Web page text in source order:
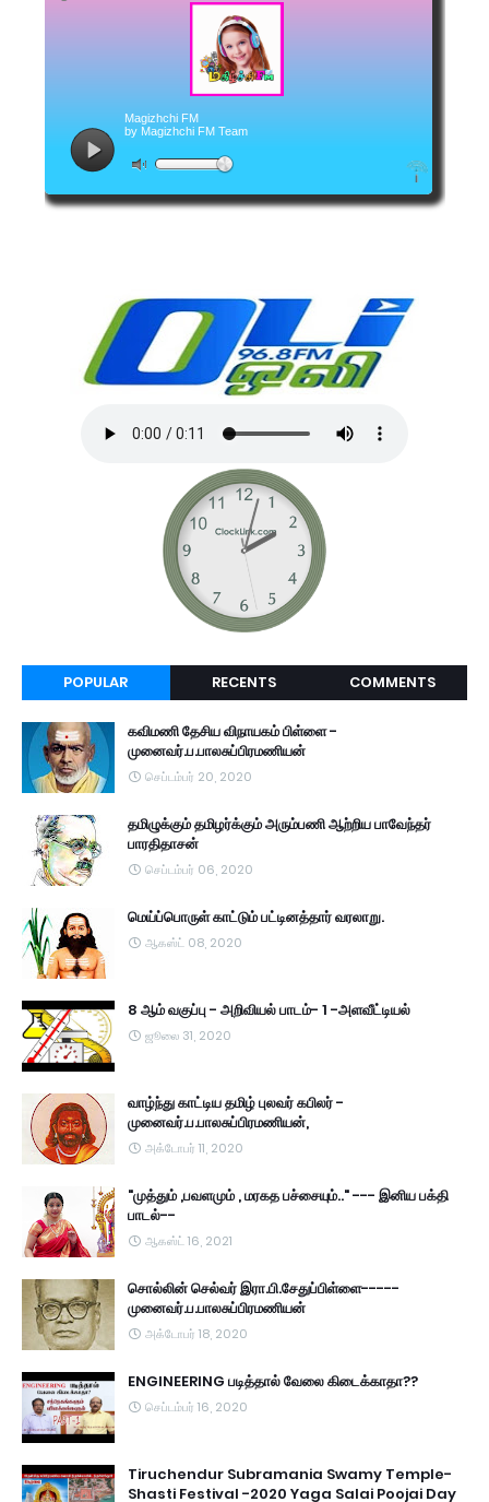
POPULAR RECENTS COMMENTS
கவிமணி தேசிய விநாயகம் பிள்ளை -
முனைவர்.ப.பாலசுப்பிரமணியன்
செப்டம்பர் 20, 2020
தமிழுக்கும் தமிழர்க்கும் அரும்பணி ஆற்றிய பாவேந்தர்
பாரதிதாசன்
செப்டம்பர் 06, 2020
மெய்ப்பொருள் காட்டும் பட்டினத்தார் வரலாறு.
ஆகஸ்ட் 08, 2020
8 ஆம் வகுப்பு - அறிவியல் பாடம்- 1 -அளவீட்டியல்
ஜூலை 31, 2020
வாழ்ந்து காட்டிய தமிழ் புலவர் கபிலர் -
முனைவர்.ப.பாலசுப்பிரமணியன்,
அக்டோபர் 11, 2020
"முத்தும் ,பவளமும் , மரகத பச்சையும்.." --- இனிய பக்தி
பாடல்--
ஆகஸ்ட் 16, 2021
சொல்லின் செல்வர் இரா.பி.சேதுப்பிள்ளை-----
முனைவர்.ப.பாலசுப்பிரமணியன்
அக்டோபர் 18, 2020
ENGINEERING படித்தால் வேலை கிடைக்காதா??
செப்டம்பர் 16, 2020
Tiruchendur Subramania Swamy Temple-
Shasti Festival -2020 Yaga Salai Poojai Day